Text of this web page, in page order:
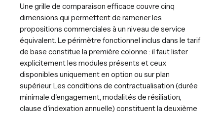
Une grille de comparaison efficace couvre cinq
dimensions qui permettent de ramener les
propositions commerciales à un niveau de service
équivalent. Le périmètre fonctionnel inclus dans le tarif
de base constitue la première colonne : il faut lister
explicitement les modules présents et ceux
disponibles uniquement en option ou sur plan
supérieur. Les conditions de contractualisation (durée
minimale d'engagement, modalités de résiliation,
clause d'indexation annuelle) constituent la deuxième